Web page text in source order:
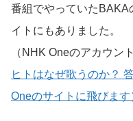
番組でやっていたBAKA
イトにもありました。
（NHK Oneのアカウン
ヒトはなぜ歌うのか？
Oneのサイトに飛びます